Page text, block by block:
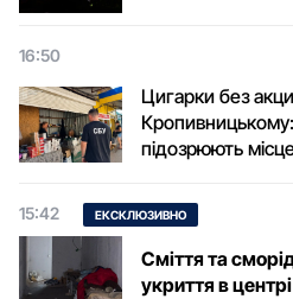
16:50
Цигарки без
підозрюють
15:42 ЕКСКЛЮЗИВНО
Сміття та
укриття в